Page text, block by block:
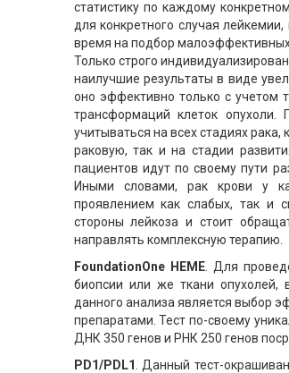
статистику по каждому
для конкретного случая
время на подбор
Только строго
наилучшие результаты в виде
оно эффективно только с учетом
трансформаций клеток
учитываться на всех стадиях
раковую, так и на стадии
пациентов идут по своему пути
Иными словами, рак крови у
проявлением как слабых, так и
стороны лейкоза и стоит
направлять комплексную терапию.
FoundationOne HEME. Для
биопсии или же ткани опухолей,
данного анализа является выбор
препаратами. Тест по-своему
ДНК 350 генов и РНК 250 генов
PD1/PDL1
. Данный тест-